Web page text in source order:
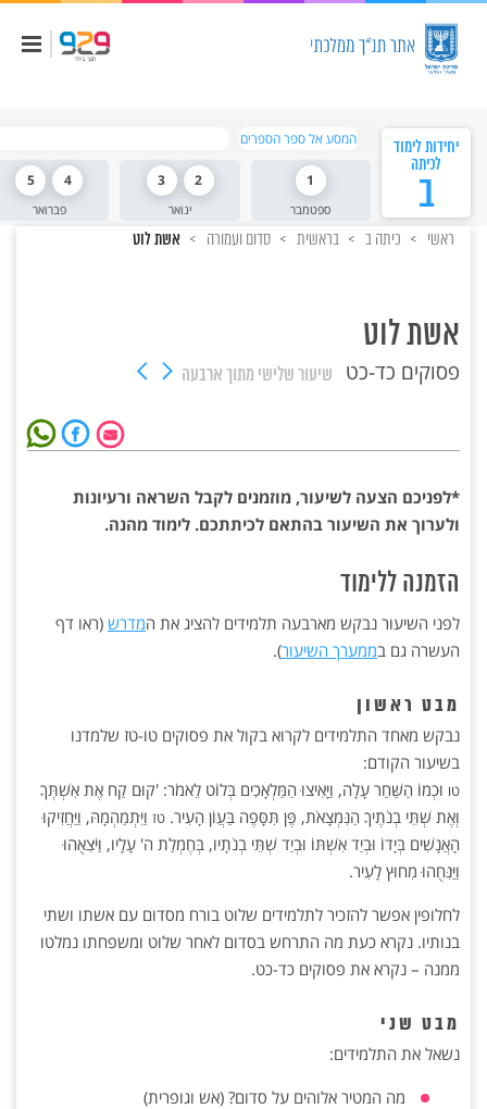
יחידות לימוד
לכיתה
ב
המסע אל ספר הספרים
ספטמבר
1
ינואר
2
3
פברואר
4
5
ראשי כיתה ב בראשית סדום ועמורה אשת לוט
אשת לוט
פסוקים כד-כט שיעור שלישי מתוך ארבעה
*לפניכם הצעה לשיעור, מוזמנים לקבל השראה ורעיונות
ולערוך את השיעור בהתאם לכיתתכם. לימוד מהנה.
הזמנה ללימוד
לפני השיעור נבקש מארבעה תלמידים להציג את המדרש (ראו דף
העשרה גם בממערך השיעור).
מבט ראשון
נבקש מאחד התלמידים לקרוא בקול את פסוקים טו-טז שלמדנו
בשיעור הקודם:
טו וּכְמוֹ הַשַּׁחַר עָלָה, וַיָּאִיצוּ הַמַּלְאָכִים בְּלוֹט לֵאמֹר: 'קוּם קַח אֶת אִשְׁתְּךָ
וְאֶת שְׁתֵּי בְנֹתֶיךָ הַנִּמְצָאֹת, פֶּן תִּסָּפֶה בַּעֲוֺן הָעִיר. טז וַיִּתְמַהְמָהּ, וַיַּחֲזִיקוּ
הָאֲנָשִׁים בְּיָדוֹ וּבְיַד אִשְׁתּוֹ וּבְיַד שְׁתֵּי בְנֹתָיו, בְּחֶמְלַת ה' עָלָיו, וַיֹּצִאֻהוּ
וַיַּנִּחֻהוּ מִחוּץ לָעִיר.
לחלופין אפשר להזכיר לתלמידים שלוט בורח מסדום עם אשתו ושתי
בנותיו. נקרא כעת מה התרחש בסדום לאחר שלוט ומשפחתו נמלטו
ממנה – נקרא את פסוקים כד-כט.
מבט שני
נשאל את התלמידים:
מה המטיר אלוהים על סדום? (אש וגופרית)